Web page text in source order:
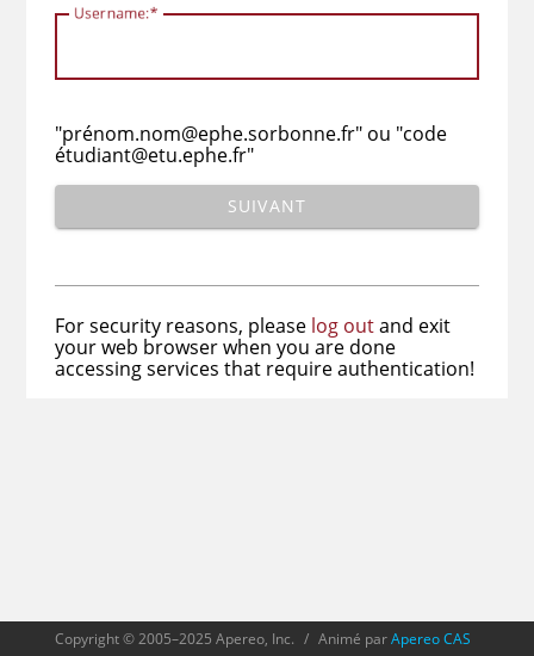
Username:
"prénom.nom@ephe.sorbonne.fr" ou "code
étudiant@etu.ephe.fr"
SUIVANT
For security reasons, please log outand exit
your web browser when you are done
accessing services that require authentication!
Copyright © 2005–2025 Apereo, Inc. / Animé parApereo CAS